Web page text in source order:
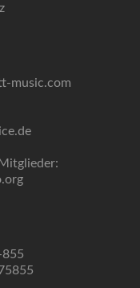
music.com
855